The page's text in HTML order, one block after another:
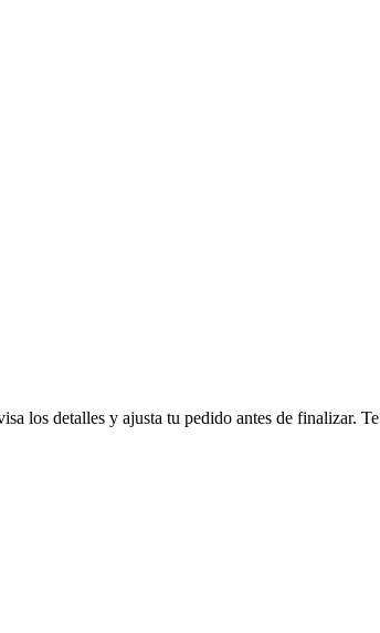
los detalles y ajusta tu pedido antes de finalizar.